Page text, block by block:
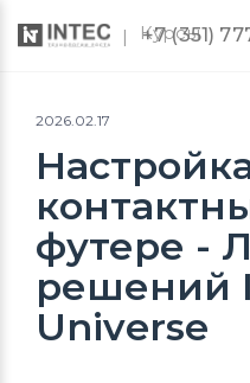
Курсы
+7 (351)
2026.02.17
футере -
решений
Universe